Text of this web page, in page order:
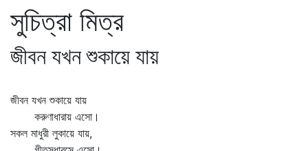
সুচিত্রা মিত্র
জীবন যখন শুকায়ে যায়
জীবন যখন শুকায়ে যায়
করুণাধারায় এসো।
সকল মাধুরী লুকায়ে যায়,